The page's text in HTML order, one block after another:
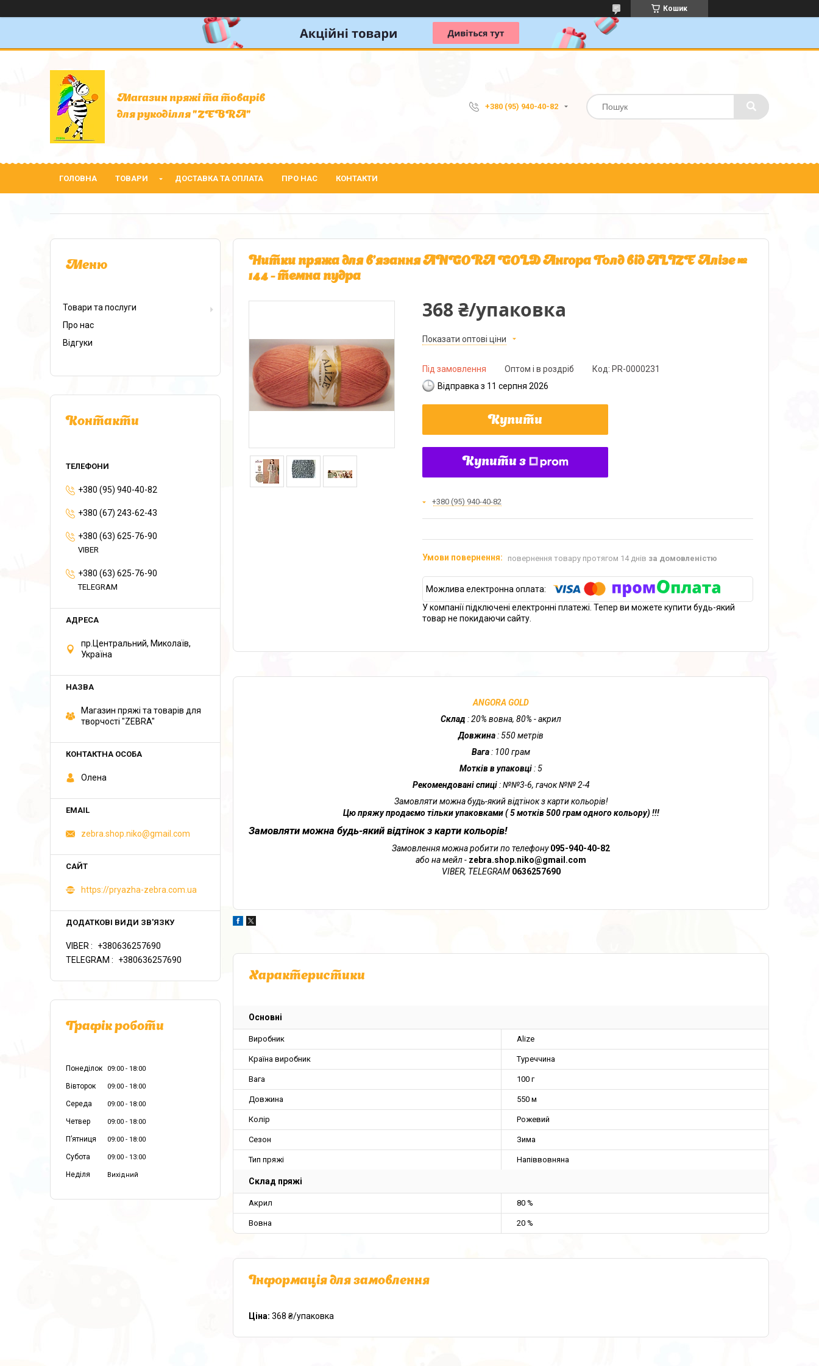
Кошик
Магазин пряжі та товарів
для рукоділля "ZEBRA"
+380 (95) 940-40-82
ГОЛОВНА ТОВАРИ ДОСТАВКА ТА ОПЛАТА ПРО НАС КОНТАКТИ
Нитки пряжа для в'язання ANGORA GOLD Ангора Голд від ALIZE Алізе №
144 - темна пудра
368 ₴/упаковка
Показати оптові ціни
Під замовлення Оптом і в роздріб Код: PR-0000231
Відправка з 11 серпня 2026
Купити
Купити з
+380 (95) 940-40-82
повернення товару протягом 14 днів за домовленістю
У компанії підключені електронні платежі. Тепер ви можете купити будь-який
товар не покидаючи сайту.
ANGORA GOLD
Склад : 20% вовна, 80% - акрил
Довжина : 550 метрів
Вага : 100 грам
Мотків в упаковці : 5
Рекомендовані спиці : №№3-6, гачок №№ 2-4
Замовляти можна будь-який відтінок з карти кольорів!
Цю пряжу продаємо тільки упаковками ( 5 мотків 500 грам одного кольору) !!!
Замовляти можна будь-який відтінок з карти кольорів!
Замовлення можна робити по телефону095-940-40-82
або на мейл - zebra.shop.niko@gmail.com
VIBER, TELEGRAM 0636257690
Характеристики
Основні
Виробник Alize
Країна виробник Туреччина
Вага 100 г
Довжина 550 м
Колір Рожевий
Сезон Зима
Тип пряжі Напіввовняна
Склад пряжі
Акрил 80 %
Вовна 20 %
Інформація для замовлення
Ціна: 368 ₴/упаковка
Товари та послуги
Про нас
Відгуки
Контакти
+380 (95) 940-40-82
+380 (67) 243-62-43
+380 (63) 625-76-90
VIBER
+380 (63) 625-76-90
TELEGRAM
пр.Центральний, Миколаїв,
Україна
Магазин пряжі та товарів для
творчості "ZEBRA"
Олена
zebra.shop.niko@gmail.com
https://pryazha-zebra.com.ua
VIBER
+380636257690
TELEGRAM
+380636257690
Графік роботи
Понеділок 09:00 18:00
Вівторок 09:00 18:00
Середа 09:00 18:00
Четвер 09:00 18:00
Пʼятниця 09:00 18:00
Субота 09:00 13:00
Неділя Вихідний